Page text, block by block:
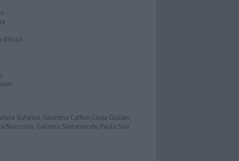
Bitozzi
Bufalino, Valentina Caffieri, Linda Giuliani,
Nocciolini, Gabriele Santarnecchi, Paola Silvi.